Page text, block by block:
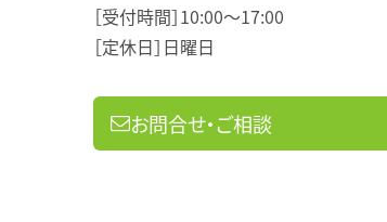
［受付時間］10:00～17:00
［定休日］日曜日
お問合せ・ご相談